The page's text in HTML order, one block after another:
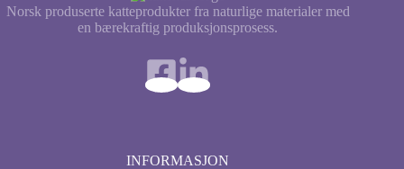
Norsk produserte katteprodukter fra naturlige materialer med
en bærekraftig produksjonsprosess.
INFORMASJON